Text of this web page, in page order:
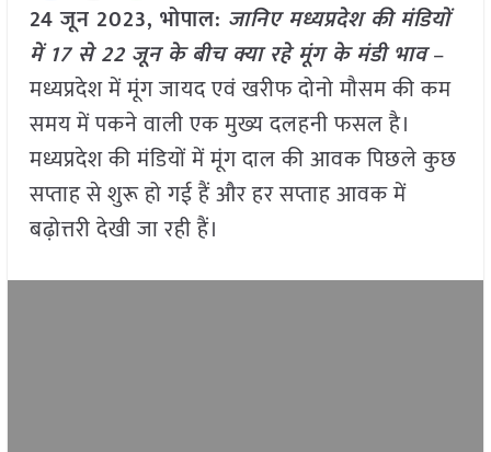
24 जून 2023, भोपाल: जानिए मध्यप्रदेश की मंडियों
में 17 से 22 जून के बीच क्या रहे मूंग के मंडी भाव–
मध्यप्रदेश में मूंग जायद एवं खरीफ दोनो मौसम की कम
समय में पकने वाली एक मुख्य दलहनी फसल है।
मध्यप्रदेश की मंडियों में मूंग दाल की आवक पिछले कुछ
सप्ताह से शुरू हो गई हैं और हर सप्ताह आवक में
बढ़ोत्तरी देखी जा रही हैं।